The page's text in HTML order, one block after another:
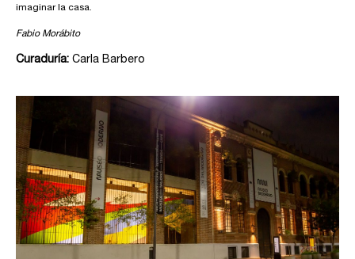
imaginar la casa.
Fabio Morábito
Curaduría: Carla Barbero